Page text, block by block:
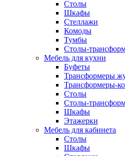
Столы
Шкафы
Стеллажи
Комоды
Тумбы
Столы-
Мебель для кухни
Буфеты
Трансформеры
Трансформеры-
Столы
Столы-
Шкафы
Этажерки
Мебель для кабинета
Столы
Шкафы